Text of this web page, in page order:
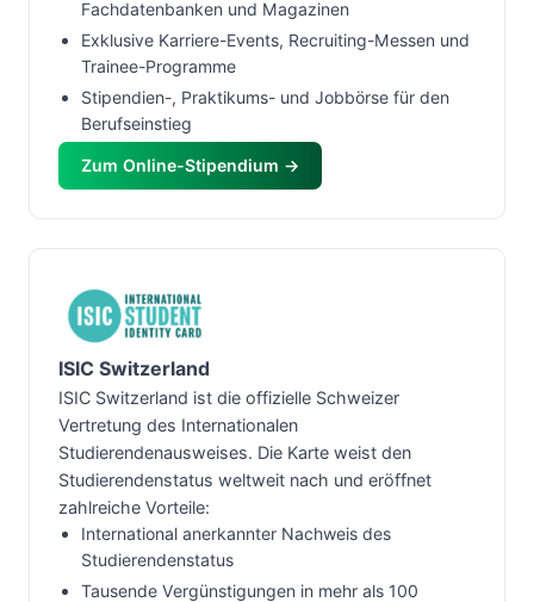
Fachdatenbanken und Magazinen
Exklusive Karriere-Events, Recruiting-Messen und
Trainee-Programme
Stipendien-, Praktikums- und Jobbörse für den
Berufseinstieg
Zum Online-Stipendium →
ISIC Switzerland
ISIC Switzerland ist die offizielle Schweizer
Vertretung des Internationalen
Studierendenausweises. Die Karte weist den
Studierendenstatus weltweit nach und eröffnet
zahlreiche Vorteile:
International anerkannter Nachweis des
Studierendenstatus
Tausende Vergünstigungen in mehr als 100